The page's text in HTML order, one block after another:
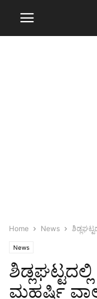
Home News
News
ಮಹರ್ಷಿ